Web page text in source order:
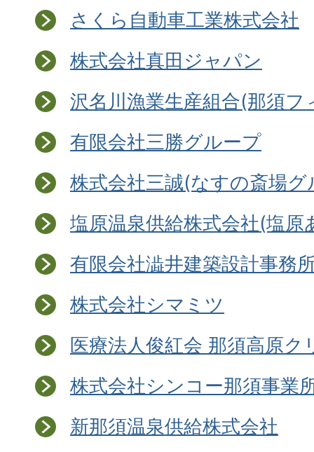
さくら自動車工業株式会社
株式会社真田ジャパン
沢名川漁業生産組合(那須
有限会社三勝グループ
株式会社三誠(なすの斎場グ
塩原温泉供給株式会社(塩原
有限会社澁井建築設計事務
株式会社シマミツ
医療法人俊紅会 那須高原ク
株式会社シンコー那須事業
新那須温泉供給株式会社